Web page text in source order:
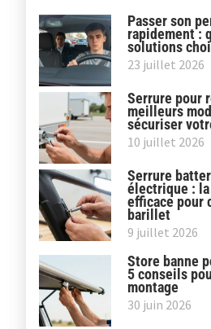
Passer son
rapidement :
solutions
23 juillet 2026
Serrure pour
meilleurs
sécuriser
10 juillet 2026
Serrure
électrique :
efficace pour
barillet
9 juillet 2026
Store banne
5 conseils
montage
30 juin 2026